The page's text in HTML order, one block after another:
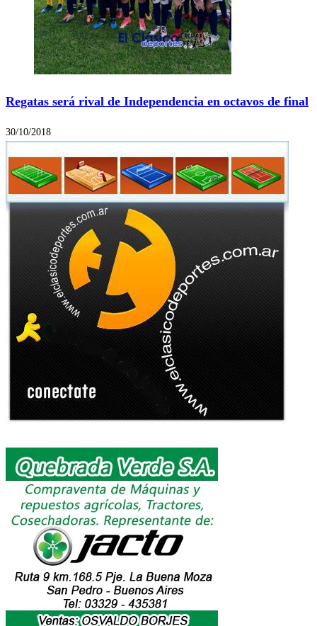
Regatas será rival de Independencia en octavos de final
30/10/2018